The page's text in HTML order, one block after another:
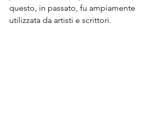
questo, in passato, fu ampiamente
utilizzata da artisti e scrittori.